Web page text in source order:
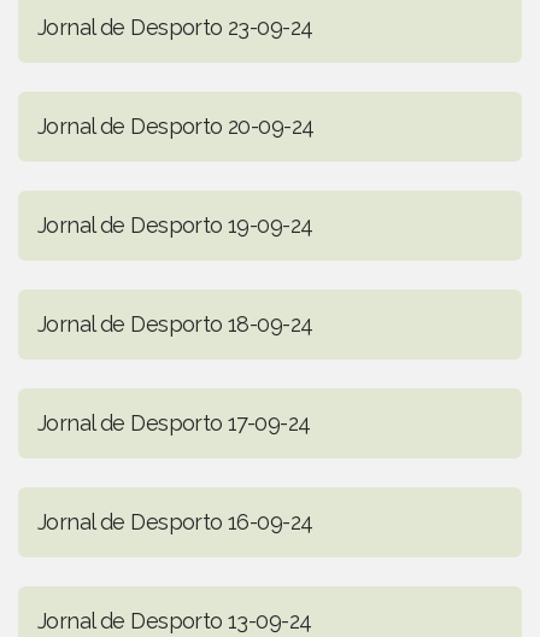
Jornal de Desporto 23-09-24
Jornal de Desporto 20-09-24
Jornal de Desporto 19-09-24
Jornal de Desporto 18-09-24
Jornal de Desporto 17-09-24
Jornal de Desporto 16-09-24
Jornal de Desporto 13-09-24